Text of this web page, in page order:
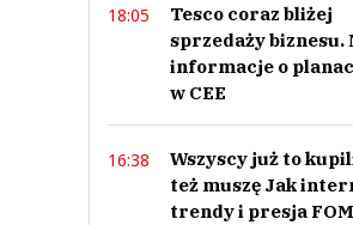
Spadek sprzedaży lagera... Bo ludzie
koncernowe siuśki. Woda z
Janick
Odpowiedz
18:05
Tesco coraz bliżej
sprzedaży biznesu.
informacje o
w CEE
16:38
Wszyscy już to
też muszę Jak
trendy i presja